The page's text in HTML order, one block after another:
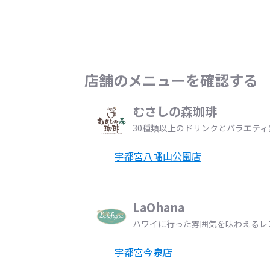
店舗のメニューを確認する
むさしの森珈琲
30種類以上のドリンクとバラエテ
宇都宮八幡山公園店
LaOhana
ハワイに行った雰囲気を味わえるレ
宇都宮今泉店